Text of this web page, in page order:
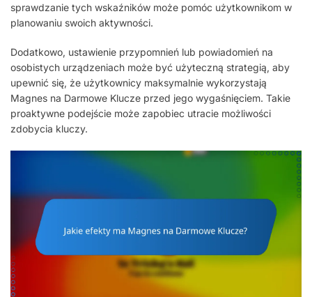
sprawdzanie tych wskaźników może pomóc użytkownikom w
planowaniu swoich aktywności.
Dodatkowo, ustawienie przypomnień lub powiadomień na
osobistych urządzeniach może być użyteczną strategią, aby
upewnić się, że użytkownicy maksymalnie wykorzystają
Magnes na Darmowe Klucze przed jego wygaśnięciem. Takie
proaktywne podejście może zapobiec utracie możliwości
zdobycia kluczy.